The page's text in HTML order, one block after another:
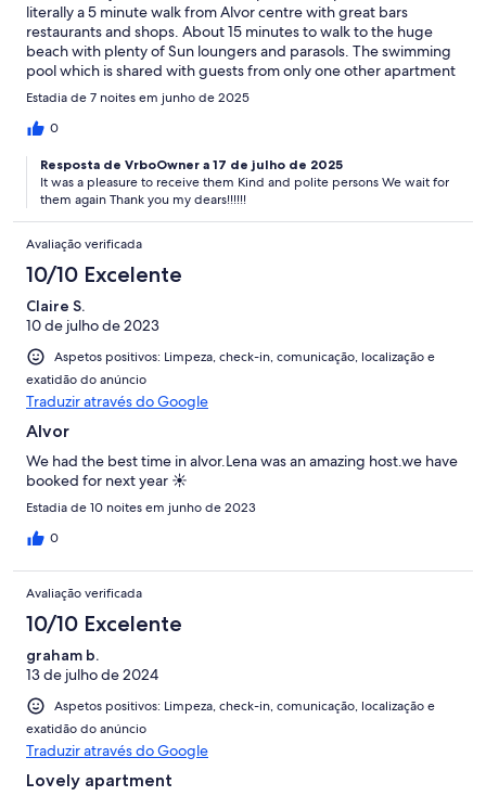
literally a 5 minute walk from Alvor centre with great bars
restaurants and shops. About 15 minutes to walk to the huge
beach with plenty of Sun loungers and parasols. The swimming
pool which is shared with guests from only one other apartment
was an added bonus.
Estadia de 7 noites em junho de 2025
0
Resposta de VrboOwner a 17 de julho de 2025
It was a pleasure to receive them Kind and polite persons We wait for
them again Thank you my dears!!!!!!
Avaliação verificada
10/10 Excelente
Claire S.
10 de julho de 2023
Aspetos positivos: Limpeza, check-in, comunicação, localização e
exatidão do anúncio
Traduzir através do Google
Alvor
We had the best time in alvor.Lena was an amazing host.we have
booked for next year ☀️
Estadia de 10 noites em junho de 2023
0
Avaliação verificada
10/10 Excelente
graham b.
13 de julho de 2024
Aspetos positivos: Limpeza, check-in, comunicação, localização e
exatidão do anúncio
Traduzir através do Google
Lovely apartment